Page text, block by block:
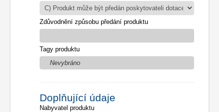
Zdůvodnění způsobu předání produktu
Tagy produktu
Nevybráno
Doplňující údaje
Nabyvatel produktu